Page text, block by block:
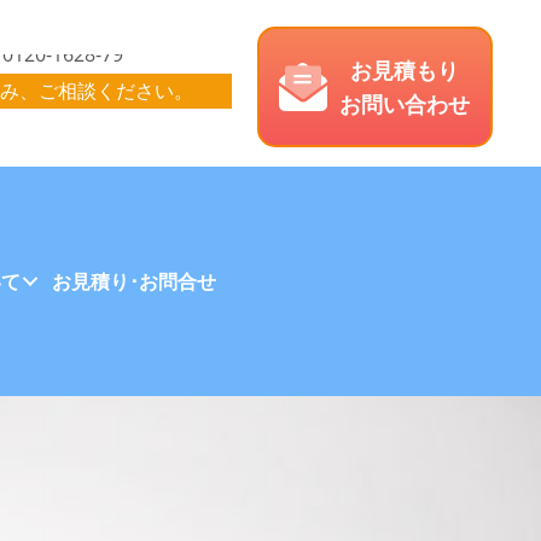
、ご相談ください。
お見積もり
お問い合わせ
お見積り･お問合せ